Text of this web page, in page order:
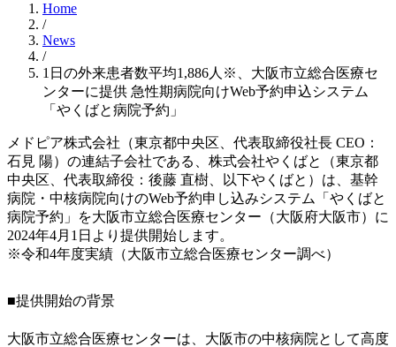
Home
/
News
/
1日の外来患者数平均1,886人※、大阪市立総合医療セ
ンターに提供 急性期病院向けWeb予約申込システム
「やくばと病院予約」
メドピア株式会社（東京都中央区、代表取締役社長 CEO：
石見 陽）の連結子会社である、株式会社やくばと（東京都
中央区、代表取締役：後藤 直樹、以下やくばと）は、基幹
病院・中核病院向けのWeb予約申し込みシステム「やくばと
病院予約」を大阪市立総合医療センター（大阪府大阪市）に
2024年4月1日より提供開始します。
※令和4年度実績（大阪市立総合医療センター調べ）
■提供開始の背景
大阪市立総合医療センターは、大阪市の中核病院として高度